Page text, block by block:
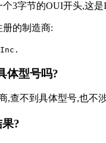
3字节的OUI开头,这
的制造商:
体型号吗?
,查不到具体型号,也不
?